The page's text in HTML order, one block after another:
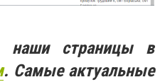
наши страницы в
. Самые актуальные